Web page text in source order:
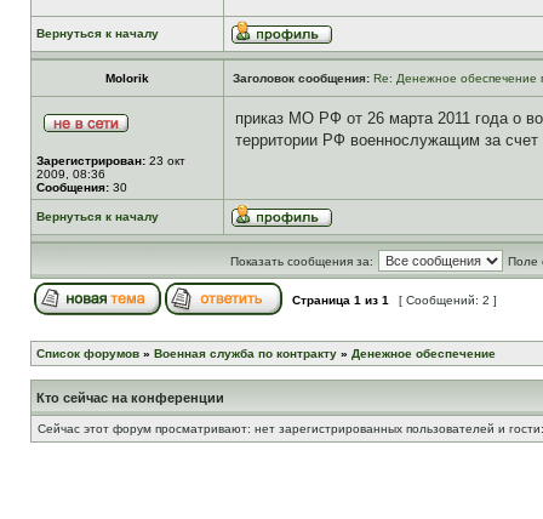
Вернуться к началу
Molorik Заголовок сообщения: Re: Денежное обеспечение
Зарегистрирован: 23 окт
2009, 08:36
Сообщения: 30
приказ МО РФ от 26 марта 2011 года о
территории РФ военнослужащим за
Вернуться к началу
Показать сообщения за: Поле
Страница 1 из 1 [ Сообщений: 2 ]
Список форумов » Военная служба по контракту » Денежное обеспечение
Кто сейчас на конференции
Сейчас этот форум просматривают: нет зарегистрированных пользователей и